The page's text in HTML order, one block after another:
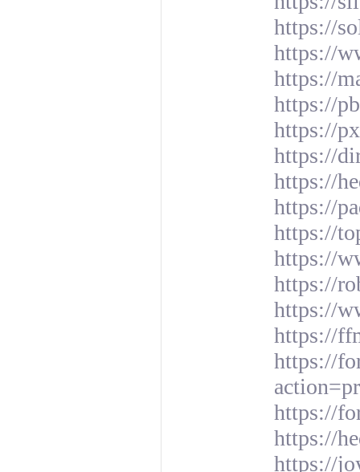
https://
https://
https://
https://
https://
https://
https://
https://
https://
https://
https://
https://
https://
https://
https://
https://
https://